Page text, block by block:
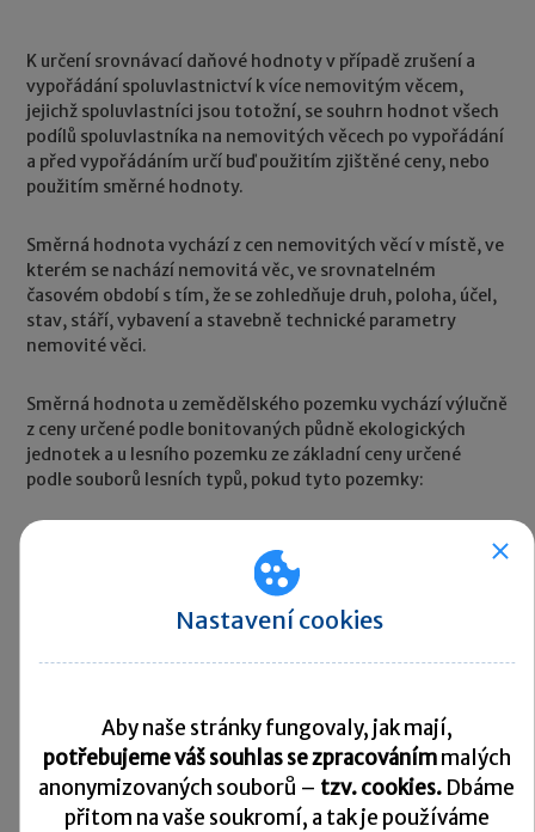
K určení srovnávací daňové hodnoty v případě zrušení a
vypořádání spoluvlastnictví k více nemovitým věcem,
jejichž spoluvlastníci jsou totožní, se souhrn hodnot všech
podílů spoluvlastníka na nemovitých věcech po vypořádání
a před vypořádáním určí buď použitím zjištěné ceny, nebo
použitím směrné hodnoty.
Směrná hodnota vychází z cen nemovitých věcí v místě, ve
kterém se nachází nemovitá věc, ve srovnatelném
časovém období s tím, že se zohledňuje druh, poloha, účel,
stav, stáří, vybavení a stavebně technické parametry
nemovité věci.
Směrná hodnota u zemědělského pozemku vychází výlučně
z ceny určené podle bonitovaných půdně ekologických
jednotek a u lesního pozemku ze základní ceny určené
podle souborů lesních typů, pokud tyto pozemky:
netvoří funkční celek se stavbou nebo jednotkou,
nejsou územním plánem nebo regulačním plánem
nejsou na základě vydaného rozhodnutí nebo souhlasu
podle stavebního zákona určeny k zastavění.
Nastavení cookies
Aby naše stránky fungovaly, jak mají,
potřebujeme váš souhlas se zpracovánímmalých
anonymizovaných souborů – tzv. cookies. Dbáme
přitom na vaše soukromí, a tak je používáme